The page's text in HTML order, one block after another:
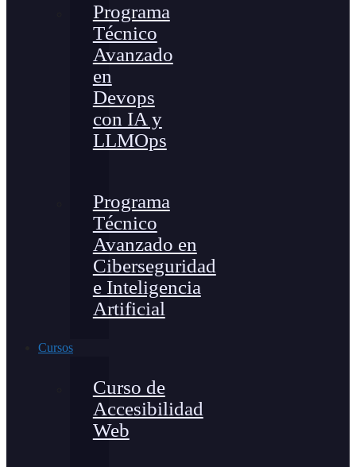
Programa
Técnico
Avanzado
en
Devops
con IA y
LLMOps
Programa
Técnico
Avanzado en
Ciberseguridad
e Inteligencia
Artificial
Cursos
Curso de
Accesibilidad
Web